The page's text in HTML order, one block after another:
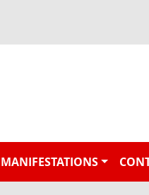
MANIFESTATIONS